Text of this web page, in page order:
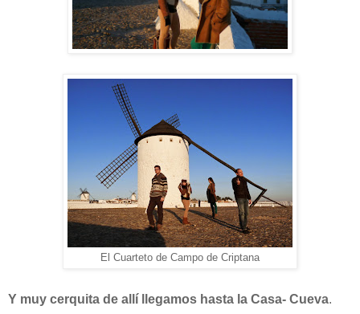
El Cuarteto de Campo de Criptana
Y muy cerquita de allí llegamos hasta la Casa- Cueva.